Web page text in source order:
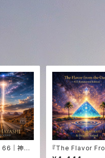
66｜神聖
ウンドジ
『The Flavor
he Oasis -